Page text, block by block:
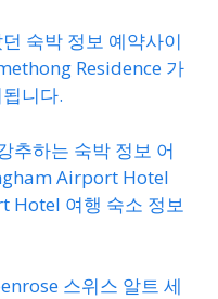
숙박 정보 예약사이
Residence 가
니다.
추하는 숙박 정보 어
Airport Hotel
여행 숙소 정보
스위스 알트 세